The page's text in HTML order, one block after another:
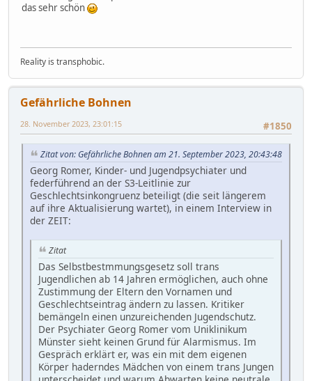
das sehr schön
Reality is transphobic.
Gefährliche Bohnen
#1850
28. November 2023, 23:01:15
Zitat von: Gefährliche Bohnen am 21. September 2023, 20:43:48
Georg Romer, Kinder- und Jugendpsychiater und
federführend an der S3-Leitlinie zur
Geschlechtsinkongruenz beteiligt (die seit längerem
auf ihre Aktualisierung wartet), in einem Interview in
der ZEIT:
Zitat
Das Selbstbestmmungsgesetz soll trans
Jugendlichen ab 14 Jahren ermöglichen, auch ohne
Zustimmung der Eltern den Vornamen und
Geschlechtseintrag ändern zu lassen. Kritiker
bemängeln einen unzureichenden Jugendschutz.
Der Psychiater Georg Romer vom Uniklinikum
Münster sieht keinen Grund für Alarmismus. Im
Gespräch erklärt er, was ein mit dem eigenen
Körper haderndes Mädchen von einem trans Jungen